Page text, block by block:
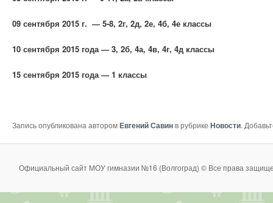
09 сентября 2015 г. — 5-8, 2г, 2д, 2е, 4б, 4е классы
10 сентября 2015 года — 3, 2б, 4а, 4в, 4г, 4д классы
15 сентября 2015 года — 1 классы
Запись опубликована авторомЕвгений Савинв рубрике Новости.
Официальный сайт МОУ гимназии №16 (Волгоград) © Все права